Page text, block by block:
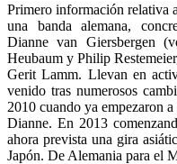
Primero información
una banda alemana,
Dianne van Giersbergen
Heubaum y Philip
Gerit Lamm. Llevan en
venido tras numerosos
2010 cuando ya empezaron
Dianne. En 2013
ahora prevista una gira
Japón. De Alemania para el